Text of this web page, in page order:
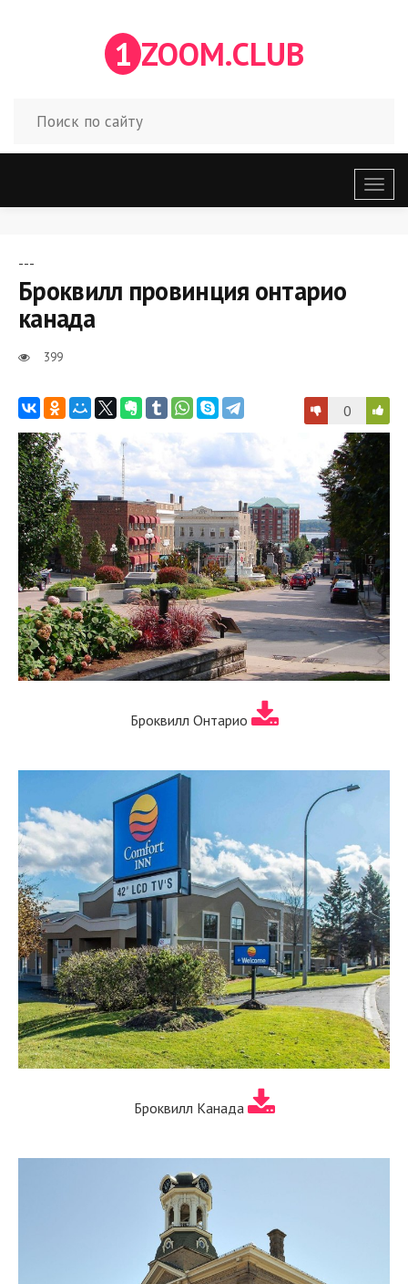
1 ZOOM.CLUB
меню
---
Броквилл провинция онтарио
канада
399
0
Броквилл Онтарио
Броквилл Канада